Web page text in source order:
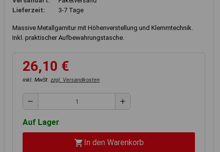
Lieferzeit:
3-7 Tage
Massive Metallgarnitur mit Höhenverstellung und Klemmtechnik.
Inkl. praktischer Aufbewahrungstasche.
26,10 €
inkl. MwSt. zzgl. Versandkosten
remove add
Auf Lager
shopping_cart In den Warenkorb